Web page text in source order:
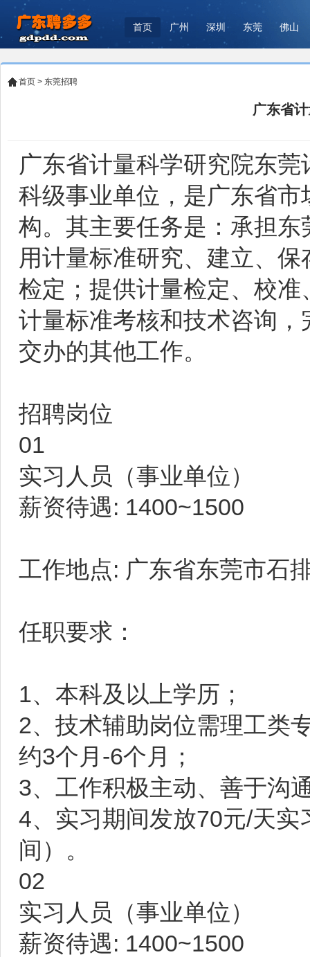
首页 广州 深圳 东莞 佛山
首页 > 东莞招聘
广东省
广东省计量科学研究院东
科级事业单位，是广东省
构。其主要任务是：承担
用计量标准研究、建立、
检定；提供计量检定、校
计量标准考核和技术咨询
交办的其他工作。
招聘岗位
01
实习人员（事业单位）
薪资待遇: 1400~1500
工作地点: 广东省东莞市石
任职要求：
1、本科及以上学历；
2、技术辅助岗位需理工类
约3个月-6个月；
3、工作积极主动、善于沟
4、实习期间发放70元/天
间）。
02
实习人员（事业单位）
薪资待遇: 1400~1500